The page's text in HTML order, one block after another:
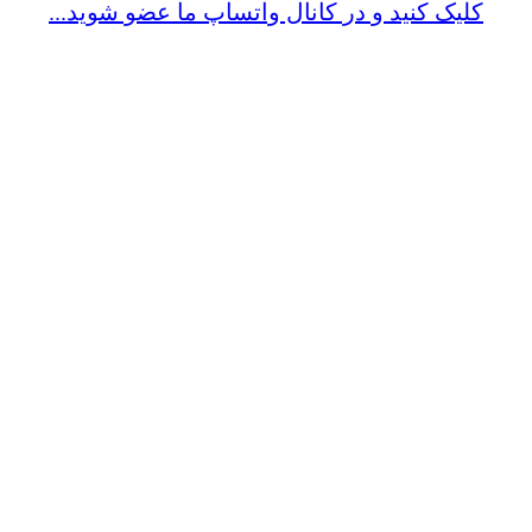
کلیک کنید و در کانال واتساپ ما عضو شوید...